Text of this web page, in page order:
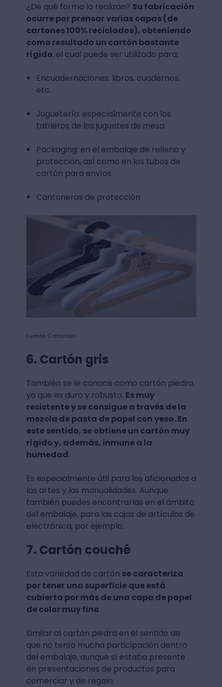
¿De qué forma lo realizan? Su fabricación
ocurre por prensar varias capas (de
cartones 100% reciclados), obteniendo
como resultado un cartón bastante
rígido, el cual puede ser utilizado para:
Encuadernaciones: libros, cuadernos,
etc.
Juguetería: especialmente con los
tableros de los juguetes de mesa
Packaging: en el embalaje de relleno y
protección, así como en los tubos de
cartón para envíos.
Cantoneras de protección
Fuente: Cartonlab
6. Cartón gris
También se le conoce como cartón piedra,
ya que es duro y robusto. Es muy
resistente y se consigue a través de la
mezcla de pasta de papel con yeso. En
este sentido, se obtiene un cartón muy
rígido y, además, inmune a la
humedad.
Es especialmente útil para los aficionados a
las artes y las manualidades. Aunque
también puedes encontrarlas en el ámbito
del embalaje, para las cajas de artículos de
electrónica, por ejemplo.
7. Cartón couché
Esta variedad de cartón se caracteriza
por tener una superficie que está
cubierta por más de una capa de papel
de color muy fino.
Similar al cartón piedra en el sentido de
que no tenía mucha participación dentro
del embalaje, aunque sí estaba presente
en presentaciones de productos para
comerciar y de regalo.